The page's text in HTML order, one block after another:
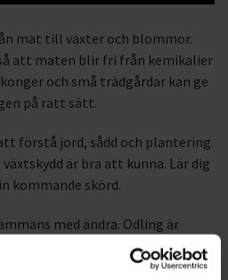
mat till växter och blommor.
att maten blir fri från kemikalier
och små trädgårdar kan ge
på rätt sätt.
förstå jord, sådd och plantering.
är bra att kunna. Lär dig
kommande skörd.
med andra. Odling är
både oss själva och miljön.